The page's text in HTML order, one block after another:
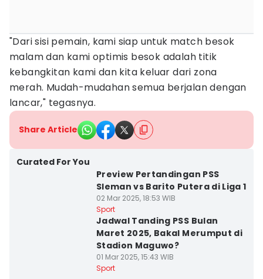
"Dari sisi pemain, kami siap untuk match besok
malam dan kami optimis besok adalah titik
kebangkitan kami dan kita keluar dari zona
merah. Mudah-mudahan semua berjalan dengan
lancar," tegasnya.
Share Article
Curated For You
Preview Pertandingan PSS
Sleman vs Barito Putera di Liga 1
02 Mar 2025, 18:53 WIB
Sport
Jadwal Tanding PSS Bulan
Maret 2025, Bakal Merumput di
Stadion Maguwo?
01 Mar 2025, 15:43 WIB
Sport